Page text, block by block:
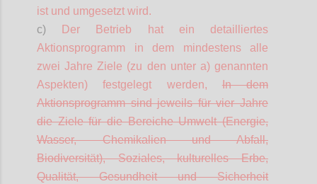
ist und umgesetzt wird.
c)
Der Betrieb hat ein
detailliertes
Aktionsprogramm in dem mindestens alle
zwei Jahre Ziele (zu den unter a) genannten
Aspekten) festgelegt werden, In dem
Aktionsprogramm sind jeweils für vier Jahre
die Ziele für die Bereiche Umwelt (Energie,
Wasser, Chemikalien und Abfall,
Biodiversität), Soziales, kulturelles Erbe,
Qualität, Gesundheit und Sicherheit